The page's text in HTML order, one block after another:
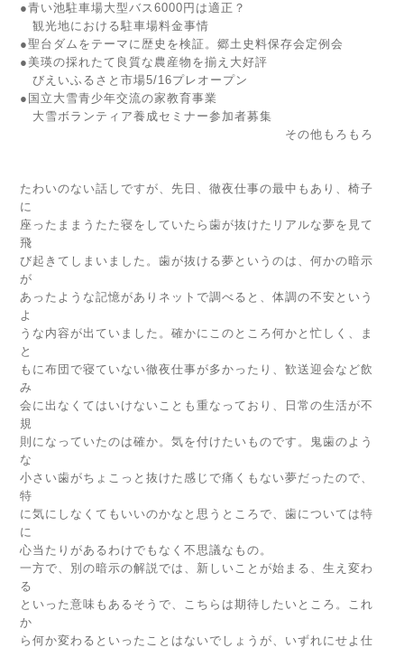
●青い池駐車場大型バス6000円は適正？
観光地における駐車場料金事情
●聖台ダムをテーマに歴史を検証。郷土史料保存会定例会
●美瑛の採れたて良質な農産物を揃え大好評
びえいふるさと市場5/16プレオープン
●国立大雪青少年交流の家教育事業
大雪ボランティア養成セミナー参加者募集
その他もろもろ
たわいのない話しですが、先日、徹夜仕事の最中もあり、椅子
に
座ったままうたた寝をしていたら歯が抜けたリアルな夢を見て
飛
び起きてしまいました。歯が抜ける夢というのは、何かの暗示
が
あったような記憶がありネットで調べると、体調の不安という
よ
うな内容が出ていました。確かにこのところ何かと忙しく、ま
と
もに布団で寝ていない徹夜仕事が多かったり、歓送迎会など飲
み
会に出なくてはいけないことも重なっており、日常の生活が不
規
則になっていたのは確か。気を付けたいものです。鬼歯のよう
な
小さい歯がちょこっと抜けた感じで痛くもない夢だったので、
特
に気にしなくてもいいのかなと思うところで、歯については特
に
心当たりがあるわけでもなく不思議なもの。
一方で、別の暗示の解説では、新しいことが始まる、生え変わ
る
といった意味もあるそうで、こちらは期待したいところ。これ
か
ら何か変わるといったことはないでしょうが、いずれにせよ仕